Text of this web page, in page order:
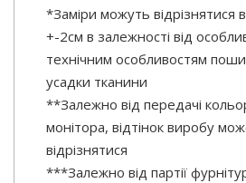
*Заміри можуть відрізнятися
+-2см в залежності від
технічним особливостям
усадки тканини
**Залежно від передачі
монітора, відтінок виробу
відрізнятися
***Залежно від партії